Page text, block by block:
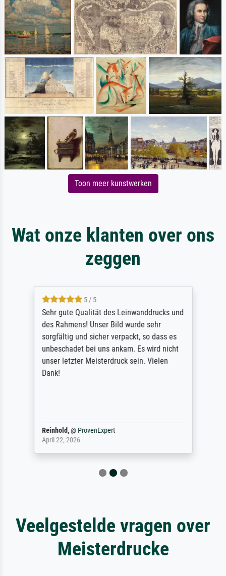
Toon meer kunstwerken
Wat onze klanten over ons
zeggen
5 / 5
Sehr gute Qualität des Leinwanddrucks und
des Rahmens! Unser Bild wurde sehr
sorgfältig und sicher verpackt, so dass es
unbeschadet bei uns ankam. Es wird nicht
unser letzter Meisterdruck sein. Vielen
Dank!
Reinhold,@ ProvenExpert
April 22, 2026
Veelgestelde vragen over
Meisterdrucke